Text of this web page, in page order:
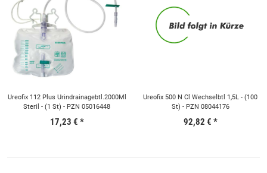
Ureofix 112 Plus Urindrainagebtl.2000Ml
Steril - (1 St) - PZN 05016448
17,23 € *
Ureofix 500 N Cl Wechselbtl 1,5L - (100
St) - PZN 08044176
92,82 € *